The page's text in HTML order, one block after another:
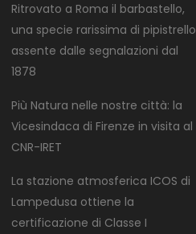
Ritrovato a Roma il barbastello,
una specie rarissima di pipistrello
assente dalle segnalazioni dal
1878
Più Natura nelle nostre città: la
Vicesindaca di Firenze in visita al
CNR-IRET
La stazione atmosferica ICOS di
Lampedusa ottiene la
certificazione di Classe I